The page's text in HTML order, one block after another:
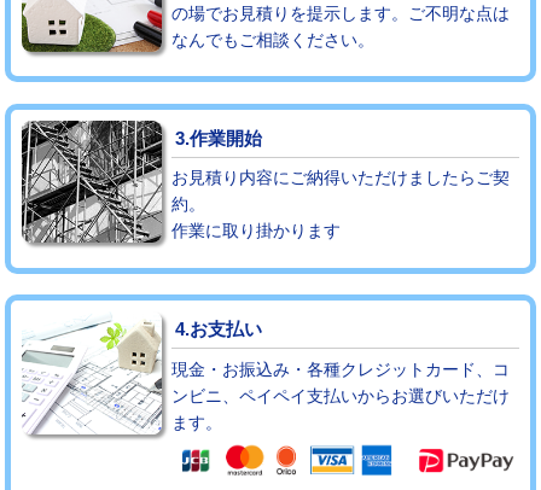
※給水管工事は20mmまでの価格です。
の場でお見積りを提示します。ご不明な点は
なんでもご相談ください。
3.作業開始
お見積り内容にご納得いただけましたらご契
約。
作業に取り掛かります
4.お支払い
現金・お振込み・各種クレジットカード、コ
ンビニ、ペイペイ支払いからお選びいただけ
ます。